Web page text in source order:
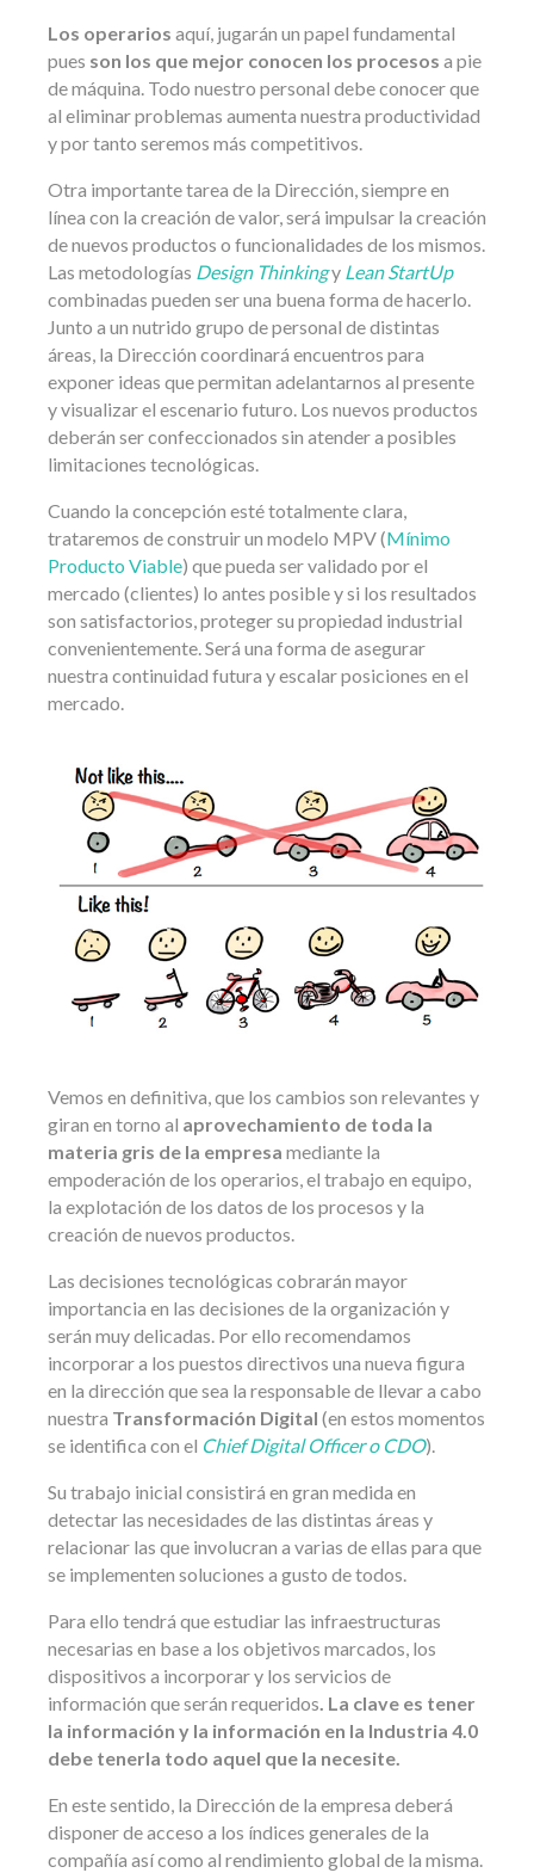
Los operarios aquí, jugarán un papel fundamental
pues son los que mejor conocen los procesos a pie
de máquina. Todo nuestro personal debe conocer que
al eliminar problemas aumenta nuestra productividad
y por tanto seremos más competitivos.
Otra importante tarea de la Dirección, siempre en
línea con la creación de valor, será impulsar la creación
de nuevos productos o funcionalidades de los mismos.
Las metodologías Design Thinkingy Lean StartUp
combinadas pueden ser una buena forma de hacerlo.
Junto a un nutrido grupo de personal de distintas
áreas, la Dirección coordinará encuentros para
exponer ideas que permitan adelantarnos al presente
y visualizar el escenario futuro. Los nuevos productos
deberán ser confeccionados sin atender a posibles
limitaciones tecnológicas.
Cuando la concepción esté totalmente clara,
trataremos de construir un modelo MPV (Mínimo
Producto Viable) que pueda ser validado por el
mercado (clientes) lo antes posible y si los resultados
son satisfactorios, proteger su propiedad industrial
convenientemente. Será una forma de asegurar
nuestra continuidad futura y escalar posiciones en el
mercado.
Vemos en definitiva, que los cambios son relevantes y
giran en torno al aprovechamiento de toda la
materia gris de la empresa mediante la
empoderación de los operarios, el trabajo en equipo,
la explotación de los datos de los procesos y la
creación de nuevos productos.
Las decisiones tecnológicas cobrarán mayor
importancia en las decisiones de la organización y
serán muy delicadas. Por ello recomendamos
incorporar a los puestos directivos una nueva figura
en la dirección que sea la responsable de llevar a cabo
nuestra Transformación Digital (en estos momentos
se identifica con el Chief Digital Officer o CDO).
Su trabajo inicial consistirá en gran medida en
detectar las necesidades de las distintas áreas y
relacionar las que involucran a varias de ellas para que
se implementen soluciones a gusto de todos.
Para ello tendrá que estudiar las infraestructuras
necesarias en base a los objetivos marcados, los
dispositivos a incorporar y los servicios de
información que serán requeridos. La clave es tener
la información y la información en la Industria 4.0
debe tenerla todo aquel que la necesite.
En este sentido, la Dirección de la empresa deberá
disponer de acceso a los índices generales de la
compañía así como al rendimiento global de la misma.